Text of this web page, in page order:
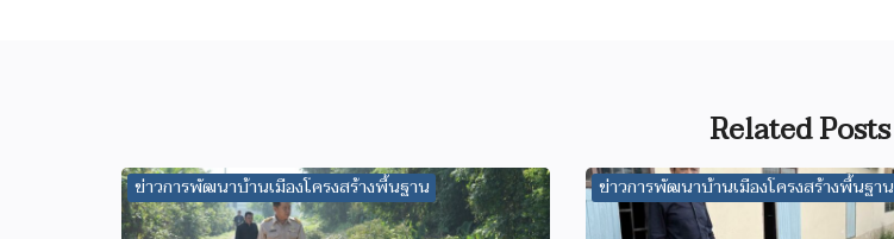
Related Posts
ข่าวการพัฒนาบ้านเมืองโครงสร้างพื้นฐาน ข่าวการพัฒนาบ้านเมืองโครงสร้างพื้นฐาน